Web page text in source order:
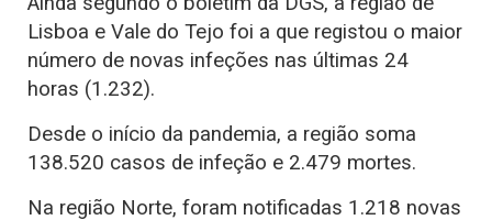
Lisboa e Vale do Tejo foi a que registou o maior
número de novas infeções nas últimas 24
horas (1.232).
Desde o início da pandemia, a região soma
138.520 casos de infeção e 2.479 mortes.
Na região Norte, foram notificadas 1.218 novas